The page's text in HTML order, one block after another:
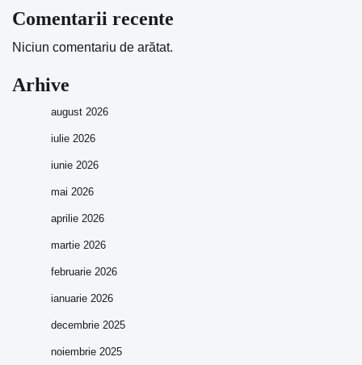
Comentarii recente
Niciun comentariu de arătat.
Arhive
august 2026
iulie 2026
iunie 2026
mai 2026
aprilie 2026
martie 2026
februarie 2026
ianuarie 2026
decembrie 2025
noiembrie 2025